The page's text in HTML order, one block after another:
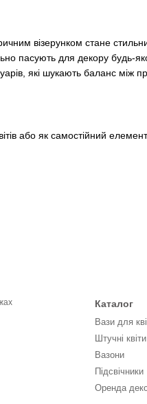
візерунком стане
пасують для декору будь-
які шукають баланс між
або як самостійний елемент
Каталог
Вази для
Штучні квіти
Вазони
Підсвічники
Оренда